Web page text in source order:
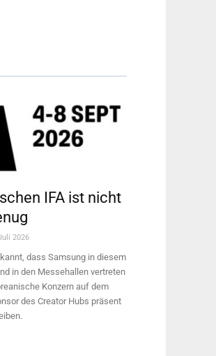
IFA ist nicht
2026
dass Samsung in diesem
in den Messehallen vertreten
Konzern auf dem
des Creator Hubs präsent